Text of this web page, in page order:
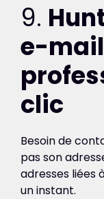
9.
e-
clic
Besoin de
pas son
adresses liées
un instant.